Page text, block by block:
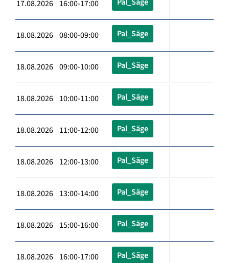
17.08.2026 16:00-17:00
18.08.2026 08:00-09:00 Pal_Säge
18.08.2026 09:00-10:00 Pal_Säge
18.08.2026 10:00-11:00 Pal_Säge
18.08.2026 11:00-12:00 Pal_Säge
18.08.2026 12:00-13:00 Pal_Säge
18.08.2026 13:00-14:00 Pal_Säge
18.08.2026 15:00-16:00 Pal_Säge
18.08.2026 16:00-17:00 Pal_Säge